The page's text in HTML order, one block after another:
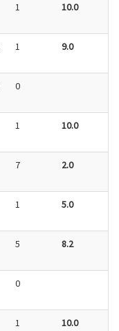
1 10.0
1 9.0
0
1 10.0
7 2.0
1 5.0
5 8.2
0
1 10.0